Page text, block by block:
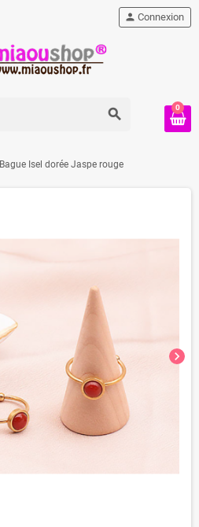
person Connexion
0
search
Bague Isel dorée Jaspe rouge
chevron_right